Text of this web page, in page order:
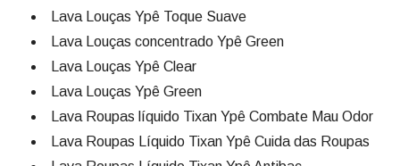
Lava Louças Ypê Toque Suave
Lava Louças concentrado Ypê Green
Lava Louças Ypê Clear
Lava Louças Ypê Green
Lava Roupas líquido Tixan Ypê Combate Mau Odor
Lava Roupas Líquido Tixan Ypê Cuida das Roupas